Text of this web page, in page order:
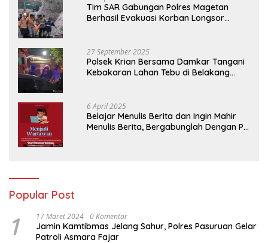
Tim SAR Gabungan Polres Magetan
Berhasil Evakuasi Korban Longsor
27 September 2025
Polsek Krian Bersama Damkar Tangani
Kebakaran Lahan Tebu di Belakang
6 April 2025
Belajar Menulis Berita dan Ingin Mahir
Menulis Berita, Bergabunglah Dengan PT
Popular Post
1 17 Maret 2024 0 Komentar
Jamin Kamtibmas Jelang Sahur, Polres Pasuruan Gelar
Patroli Asmara Fajar